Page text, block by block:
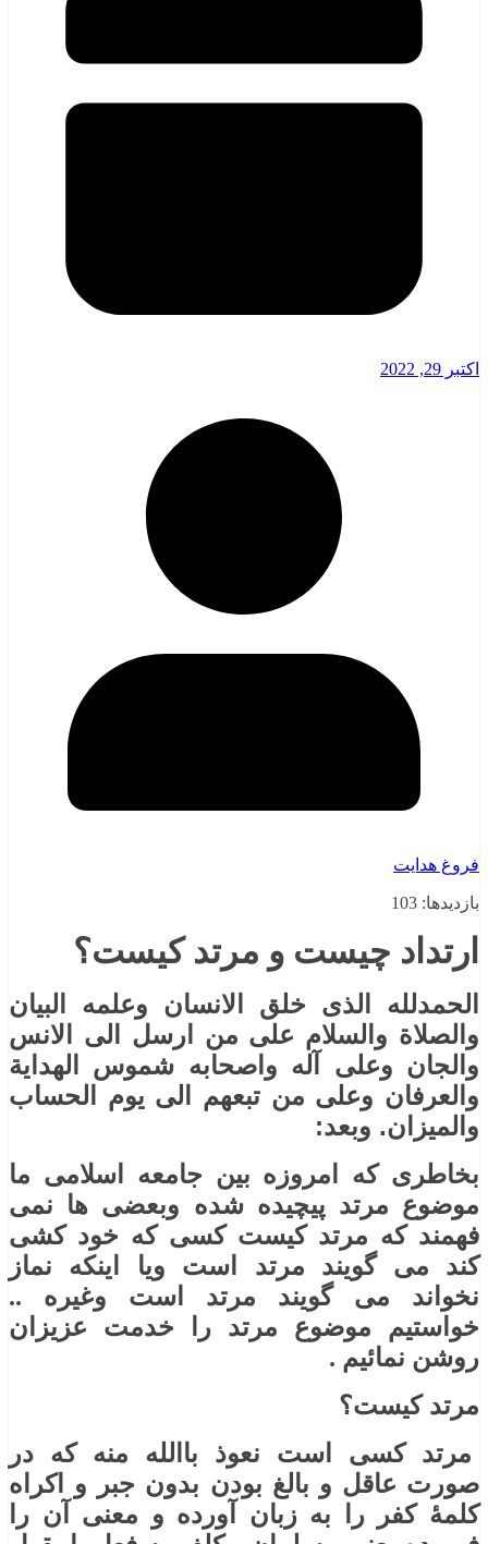
اکتبر 29, 2022
فروغ هدایت
بازدیدها: 103
ارتداد چیست و مرتد کیست؟
الحمدلله الذی خلق الانسان وعلمه البیان
والصلاة والسلام علی من ارسل الی الانس
والجان وعلی آله واصحابه شموس الهدایة
والعرفان وعلی من تبعهم الی یوم الحساب
والمیزان. وبعد:
بخاطری که امروزه بین جامعه اسلامی ما
موضوع مرتد پیچیده شده وبعضی ها نمی
فهمند که مرتد کیست کسی که خود کشی
کند می گویند مرتد است ویا اینکه نماز
نخواند می گویند مرتد است وغیره ..
خواستیم موضوع مرتد را خدمت عزیزان
روشن نمائیم .
مرتد کیست؟
مرتد کسی است نعوذ باالله منه که در
صورت عاقل و بالغ بودن بدون جبر و اکراه
کلمۀ کفر را به زبان آورده و معنی آن را